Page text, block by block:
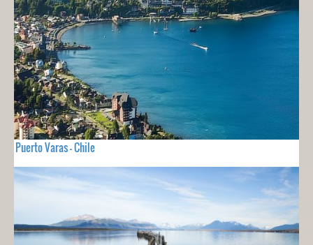
Puerto Varas - Chile